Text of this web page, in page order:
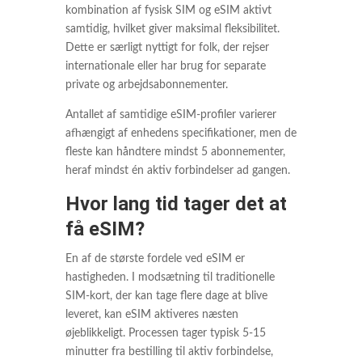
kombination af fysisk SIM og eSIM aktivt
samtidig, hvilket giver maksimal fleksibilitet.
Dette er særligt nyttigt for folk, der rejser
internationale eller har brug for separate
private og arbejdsabonnementer.
Antallet af samtidige eSIM-profiler varierer
afhængigt af enhedens specifikationer, men de
fleste kan håndtere mindst 5 abonnementer,
heraf mindst én aktiv forbindelser ad gangen.
Hvor lang tid tager det at
få eSIM?
En af de største fordele ved eSIM er
hastigheden. I modsætning til traditionelle
SIM-kort, der kan tage flere dage at blive
leveret, kan eSIM aktiveres næsten
øjeblikkeligt. Processen tager typisk 5-15
minutter fra bestilling til aktiv forbindelse,